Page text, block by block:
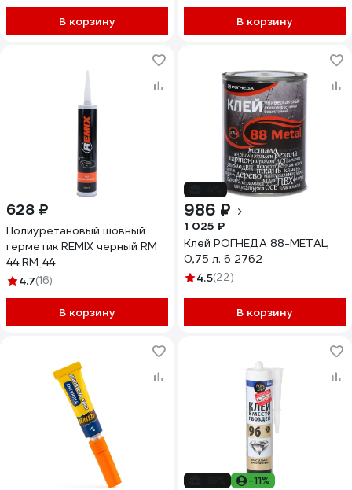
В корзину В корзину
628 ₽
Полиуретановый шовный
герметик REMIX черный RM
44 RM_44
4.7(16)
В корзину
986 ₽
1 025 ₽
Клей РОГНЕДА 88-METAL,
0,75 л. 6 2762
4.5(22)
В корзину
-11%